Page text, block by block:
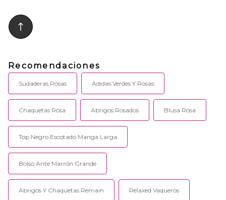
Recomendaciones
Sudaderas Rosas Adidas Verdes Y Rosas
Chaquetas Rosa Abrigos Rosados Blusa Rosa
Top Negro Escotado Manga Larga
Bolso Ante Marrón Grande
Abrigos Y Chaquetas Remain Relaxed Vaqueros